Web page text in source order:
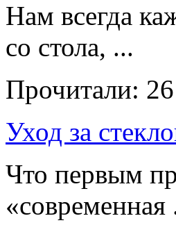
Нам всегда
со стола, ...
Прочитали:
Уход за
Что первым
«современная